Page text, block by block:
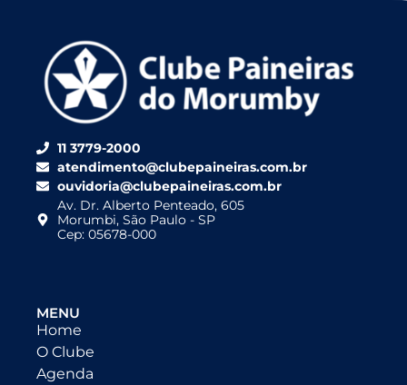
11 3779-2000
atendimento@clubepaineiras.com.br
ouvidoria@clubepaineiras.com.br
Av. Dr. Alberto Penteado, 605
Morumbi, São Paulo - SP
Cep: 05678-000
MENU
Home
O Clube
Agenda